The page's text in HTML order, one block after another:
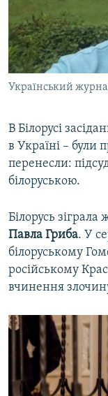
Український
​В Білорусі
в Україні – були
перенесли:
білоруською.
Білорусь зіграла
Павла Гриба. У
білоруському
російському
вчинення